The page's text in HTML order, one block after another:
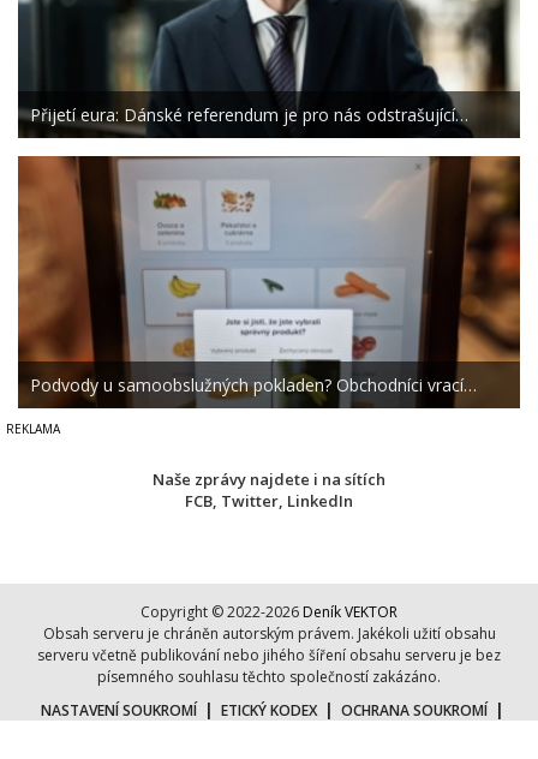
Přijetí eura: Dánské referendum je pro nás odstrašující…
Podvody u samoobslužných pokladen? Obchodníci vrací…
Naše zprávy najdete i na sítích
FCB Twitter LinkedIn
Copyright © 2022-2026 Deník VEKTOR
Obsah serveru je chráněn autorským právem. Jakékoli užití obsahu
serveru včetně publikování nebo jihého šíření obsahu serveru je bez
písemného souhlasu těchto společností zakázáno.
NASTAVENÍ SOUKROMÍ | ETICKÝ KODEX | OCHRANA SOUKROMÍ |